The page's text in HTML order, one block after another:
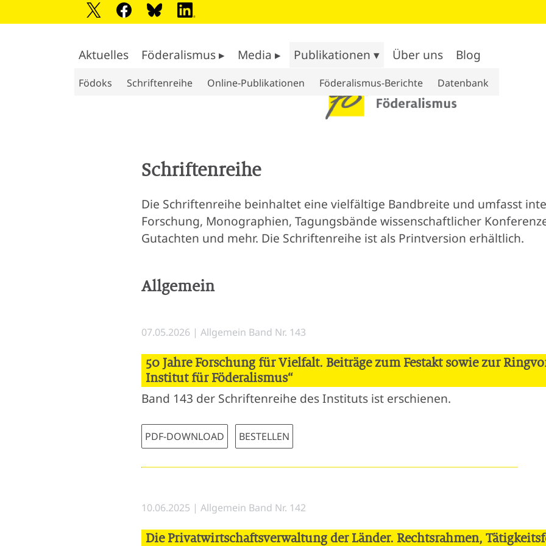
Aktuelles Föderalismus ▸ Media ▸ Publikationen ▾
Födoks Schriftenreihe Online-Publikationen Föderalismus-Berichte Datenbank
Über uns Blog
Schriftenreihe
Die Schriftenreihe beinhaltet eine vielfältige Bandbreite und umfasst
Forschung, Monographien, Tagungsbände wissenschaftlicher
Gutachten und mehr. Die Schriftenreihe ist als Printversion erhältlich.
Allgemein
07.05.2026 | Allgemein Band Nr. 143
50 Jahre Forschung für Vielfalt. Beiträge zum Festakt sowie zur
Institut für Föderalismus“
Band 143 der Schriftenreihe des Instituts ist erschienen.
PDF-DOWNLOAD BESTELLEN
10.06.2025 | Allgemein Band Nr. 142
Die Privatwirtschaftsverwaltung der Länder. Rechtsrahmen,